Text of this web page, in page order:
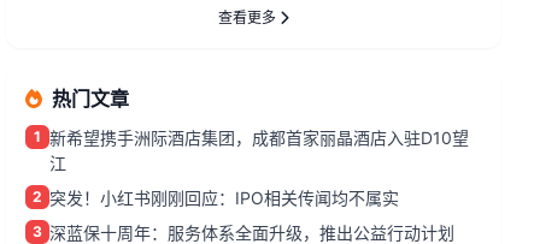
查看更多
热门文章
1 新希望携手洲际酒店集团，成都首家丽晶酒店入驻D10望
江
2 突发！小红书刚刚回应：IPO相关传闻均不属实
3 深蓝保十周年：服务体系全面升级，推出公益行动计划